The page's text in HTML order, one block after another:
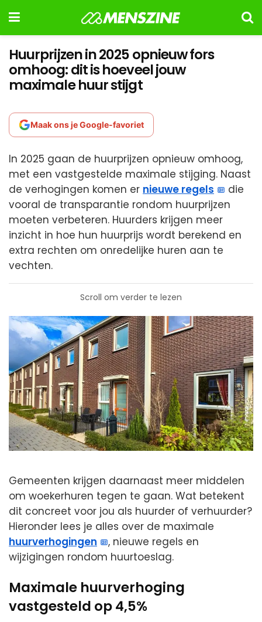
Huurprijzen in 2025 opnieuw fors
omhoog: dit is hoeveel jouw
maximale huur stijgt
Maak ons je Google-favoriet
In 2025 gaan de huurprijzen opnieuw omhoog,
met een vastgestelde maximale stijging. Naast
de verhogingen komen er nieuwe regels
die
vooral de transparantie rondom huurprijzen
moeten verbeteren. Huurders krijgen meer
inzicht in hoe hun huurprijs wordt berekend en
extra rechten om onredelijke huren aan te
vechten.
Scroll om verder te lezen
Gemeenten krijgen daarnaast meer middelen
om woekerhuren tegen te gaan. Wat betekent
dit concreet voor jou als huurder of verhuurder?
Hieronder lees je alles over de maximale
huurverhogingen
, nieuwe regels en
wijzigingen rondom huurtoeslag.
Maximale huurverhoging
vastgesteld op 4,5%